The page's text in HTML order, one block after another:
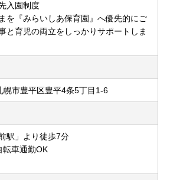
入園制度
を『みらいしあ保育園』へ優先的にご
と育児の両立をしっかりサポートしま
幌市豊平区豊平4条5丁目1-6
駅」より徒歩7分
車通勤OK